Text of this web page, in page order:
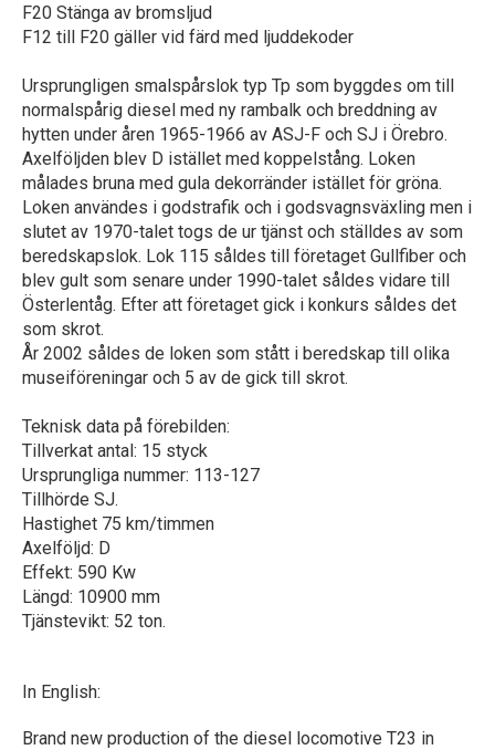
F20 Stänga av bromsljud
F12 till F20 gäller vid färd med ljuddekoder
Ursprungligen smalspårslok typ Tp som byggdes om till
normalspårig diesel med ny rambalk och breddning av
hytten under åren 1965-1966 av ASJ-F och SJ i Örebro.
Axelföljden blev D istället med koppelstång. Loken
målades bruna med gula dekorränder istället för gröna.
Loken användes i godstrafik och i godsvagnsväxling men i
slutet av 1970-talet togs de ur tjänst och ställdes av som
beredskapslok. Lok 115 såldes till företaget Gullfiber och
blev gult som senare under 1990-talet såldes vidare till
Österlentåg. Efter att företaget gick i konkurs såldes det
som skrot.
År 2002 såldes de loken som stått i beredskap till olika
museiföreningar och 5 av de gick till skrot.
Teknisk data på förebilden:
Tillverkat antal: 15 styck
Ursprungliga nummer: 113-127
Tillhörde SJ.
Hastighet 75 km/timmen
Axelföljd: D
Effekt: 590 Kw
Längd: 10900 mm
Tjänstevikt: 52 ton.
In English:
Brand new production of the diesel locomotive T23 in